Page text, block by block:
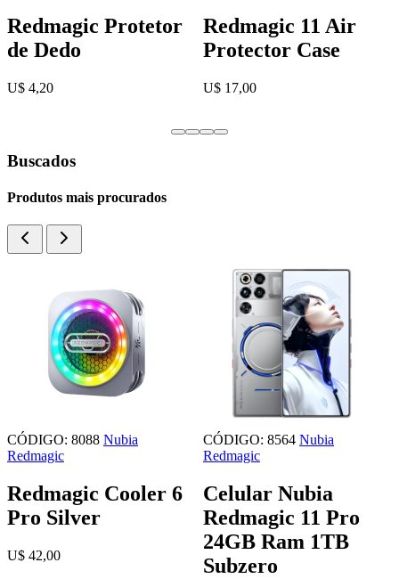
Redmagic 11 Air
Protector Case
U$ 17,00
Redmagic 11 Air
Screen Protector
U$ 13,00
Buscados
Produtos mais procurados
CÓDIGO: 8088 Nubia
Redmagic
Redmagic Cooler 6
Pro Silver
U$ 42,00
CÓDIGO: 8564 Nubia
Redmagic
Celular Nubia
Redmagic 11 Pro
24GB Ram 1TB
Subzero